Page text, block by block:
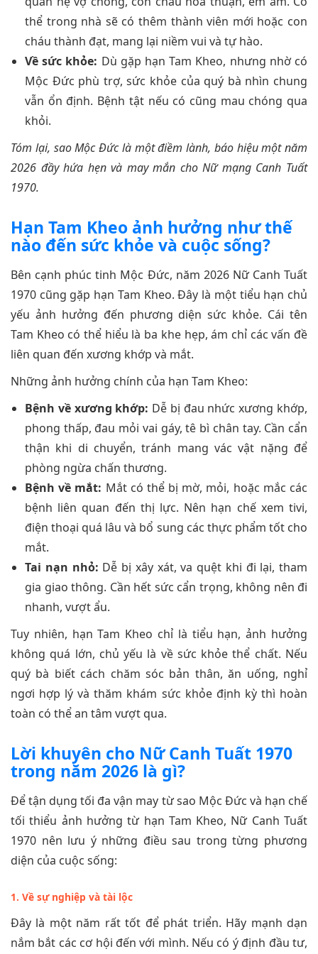
thể trong nhà sẽ có thêm thành viên mới hoặc con
cháu thành đạt, mang lại niềm vui và tự hào.
Về sức khỏe: Dù gặp hạn Tam Kheo, nhưng nhờ có
Mộc Đức phù trợ, sức khỏe của quý bà nhìn chung
vẫn ổn định. Bệnh tật nếu có cũng mau chóng qua
khỏi.
Tóm lại, sao Mộc Đức là một điềm lành, báo hiệu một năm
2026 đầy hứa hẹn và may mắn cho Nữ mạng Canh Tuất
1970.
Hạn Tam Kheo ảnh hưởng như thế
nào đến sức khỏe và cuộc sống?
Bên cạnh phúc tinh Mộc Đức, năm 2026 Nữ Canh Tuất
1970 cũng gặp hạn Tam Kheo. Đây là một tiểu hạn chủ
yếu ảnh hưởng đến phương diện sức khỏe. Cái tên
Tam Kheo có thể hiểu là ba khe hẹp, ám chỉ các vấn đề
liên quan đến xương khớp và mắt.
Những ảnh hưởng chính của hạn Tam Kheo:
Bệnh về xương khớp: Dễ bị đau nhức xương khớp,
phong thấp, đau mỏi vai gáy, tê bì chân tay. Cần cẩn
thận khi di chuyển, tránh mang vác vật nặng để
phòng ngừa chấn thương.
Bệnh về mắt: Mắt có thể bị mờ, mỏi, hoặc mắc các
bệnh liên quan đến thị lực. Nên hạn chế xem tivi,
điện thoại quá lâu và bổ sung các thực phẩm tốt cho
mắt.
Tai nạn nhỏ: Dễ bị xây xát, va quệt khi đi lại, tham
gia giao thông. Cần hết sức cẩn trọng, không nên đi
nhanh, vượt ẩu.
Tuy nhiên, hạn Tam Kheo chỉ là tiểu hạn, ảnh hưởng
không quá lớn, chủ yếu là về sức khỏe thể chất. Nếu
quý bà biết cách chăm sóc bản thân, ăn uống, nghỉ
ngơi hợp lý và thăm khám sức khỏe định kỳ thì hoàn
toàn có thể an tâm vượt qua.
Lời khuyên cho Nữ Canh Tuất 1970
trong năm 2026 là gì?
Để tận dụng tối đa vận may từ sao Mộc Đức và hạn chế
tối thiểu ảnh hưởng từ hạn Tam Kheo, Nữ Canh Tuất
1970 nên lưu ý những điều sau trong từng phương
diện của cuộc sống:
1. Về sự nghiệp và tài lộc
Đây là một năm rất tốt để phát triển. Hãy mạnh dạn
nắm bắt các cơ hội đến với mình. Nếu có ý định đầu tư,